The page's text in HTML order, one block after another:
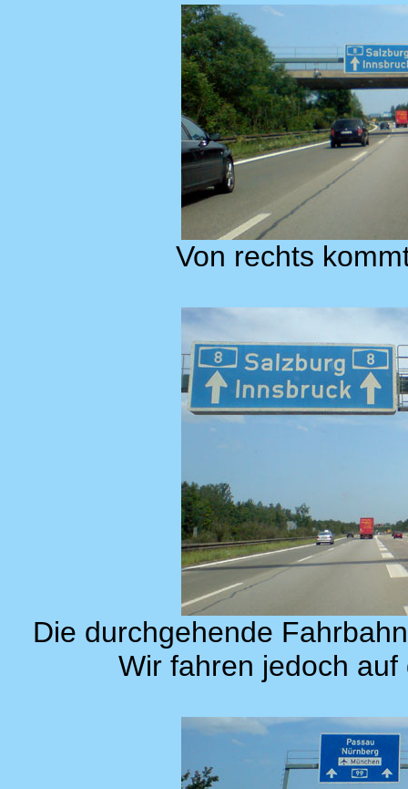
Von rechts
Die durchgehende
Wir fahren jedoch